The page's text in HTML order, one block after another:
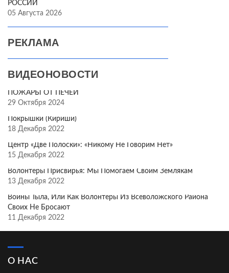
РОССИИ
05 Августа 2026
РЕКЛАМА
ВИДЕОНОВОСТИ
ПОЖАРЫ ОТ ПЕЧЕЙ
29 Октября 2024
Покрышки (Кириши)
18 Декабря 2022
Центр «Две Полоски»: «Никому Не Говорим Нет»
15 Декабря 2022
Волонтёры Присвирья: Мы Помогаем Своим Землякам
13 Декабря 2022
Воины Тыла, Или Как Волонтёры Из Всеволожского Района
Своих Не Бросают
11 Декабря 2022
О НАС